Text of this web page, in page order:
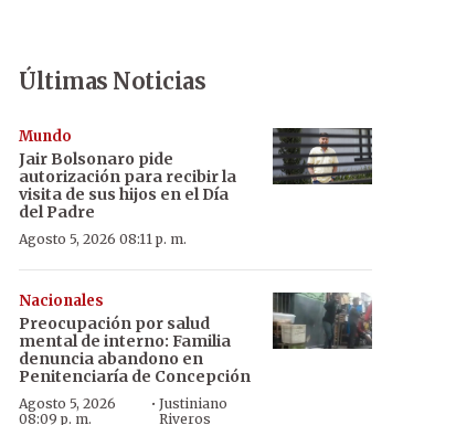
Últimas Noticias
Mundo
Jair Bolsonaro pide
autorización para recibir la
visita de sus hijos en el Día
del Padre
Agosto 5, 2026 08:11 p. m.
Nacionales
Preocupación por salud
mental de interno: Familia
denuncia abandono en
Penitenciaría de Concepción
Agosto 5, 2026
08:09 p. m.
· Justiniano
Riveros